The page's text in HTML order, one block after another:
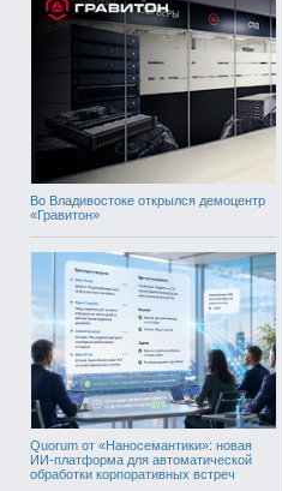
Во Владивостоке открылся демоцентр
«Гравитон»
Quorum от «Наносемантики»: новая
ИИ-платформа для автоматической
обработки корпоративных встреч